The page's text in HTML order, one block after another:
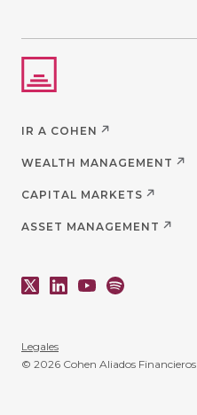
IR A COHEN
WEALTH MANAGEMENT
CAPITAL MARKETS
ASSET MANAGEMENT
Legales
© 2026 Cohen Aliados Financieros